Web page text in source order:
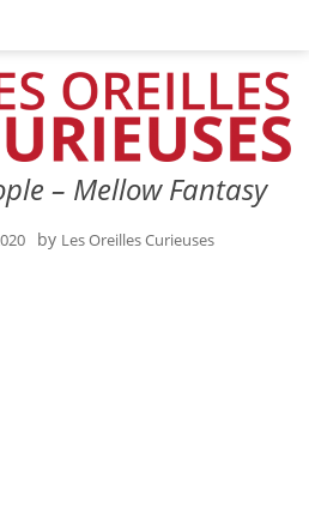
– Mellow Fantasy
by Les Oreilles Curieuses